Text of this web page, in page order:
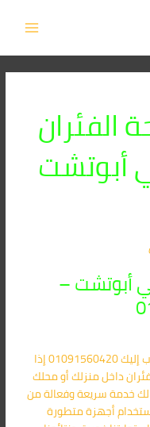
أبوتشت
أبوتشت –
شركة مكافحة الفئران في أبوتشت – الأقرب إليك 01091560420 إذا
داخل منزلك أو محلك
لك خدمة سريعة وفعالة من
أجهزة متطورة